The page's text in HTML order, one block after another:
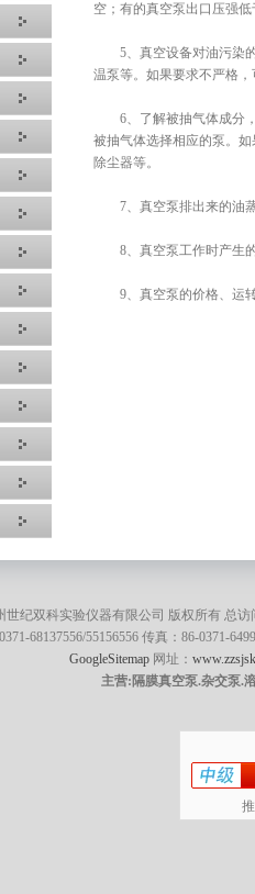
空；有的真空泵出口压强
5、真空设备对油污染的
温泵等。如果要求不严格
6、了解被抽气体成分，
被抽气体选择相应的泵。
除尘器等。
7、真空泵排出来的油蒸
8、真空泵工作时产生的
9、真空泵的价格、运
世纪双科实验仪器有限公司 版权所有 总访
68137556/55156556 传真：86-0371-
GoogleSitemap 网址：
主营:隔膜真空泵.杂交泵.